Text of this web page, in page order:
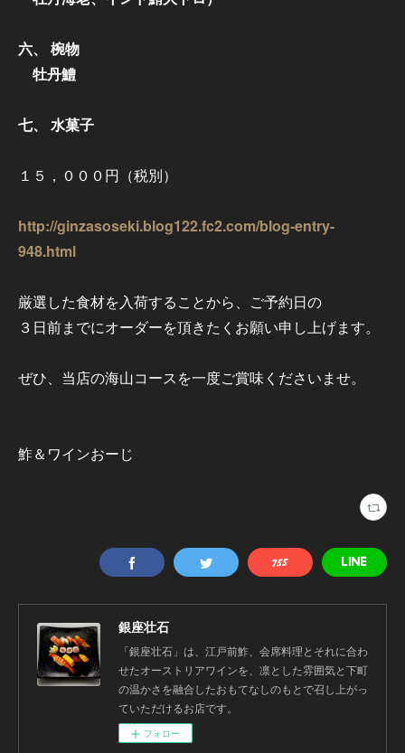
六、 椀物
牡丹鱧
七、 水菓子
１５，０００円（税別）
http://ginzasoseki.blog122.fc2.com/blog-entry-
948.html
厳選した食材を入荷することから、ご予約日の
３日前までにオーダーを頂きたくお願い申し上げます。
ぜひ、当店の海山コースを一度ご賞味くださいませ。
鮓＆ワインおーじ
銀座壮石
「銀座壮石」は、江戸前鮓、会席料理とそれに合わ
せたオーストリアワインを、凛とした雰囲気と下町
の温かさを融合したおもてなしのもとで召し上がっ
ていただけるお店です。
フォロー